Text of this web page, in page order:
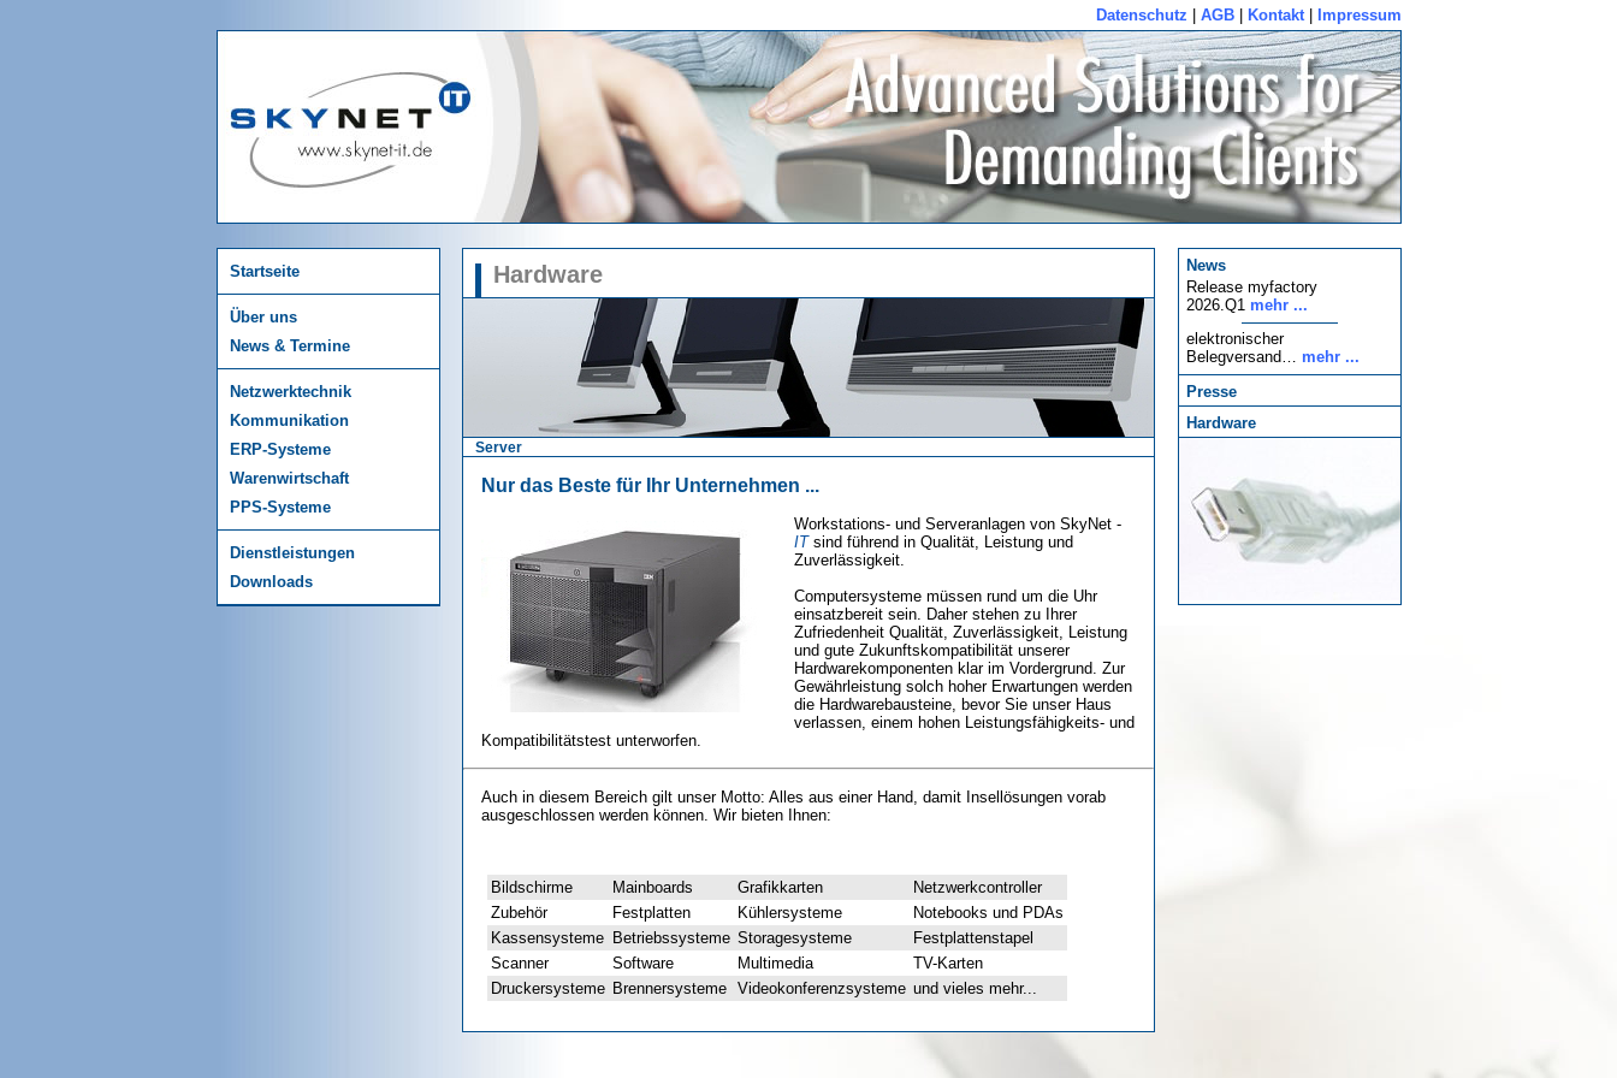
Datenschutz AGB| Kontakt| Impressum
Startseite
Über uns
News & Termine
Netzwerktechnik
Kommunikation
ERP-Systeme
Warenwirtschaft
PPS-Systeme
Dienstleistungen
Downloads
News
Release myfactory
2026.Q1 mehr ...
elektronischer
Belegversand… mehr ...
Presse
Hardware
Hardware
Server
Nur das Beste für Ihr Unternehmen ...
Workstations- und Serveranlagen von SkyNet -
ITsind führend in Qualität, Leistung und
Zuverlässigkeit.
Computersysteme müssen rund um die Uhr
einsatzbereit sein. Daher stehen zu Ihrer
Zufriedenheit Qualität, Zuverlässigkeit, Leistung
und gute Zukunftskompatibilität unserer
Hardwarekomponenten klar im Vordergrund. Zur
Gewährleistung solch hoher Erwartungen werden
die Hardwarebausteine, bevor Sie unser Haus
verlassen, einem hohen Leistungsfähigkeits- und
Kompatibilitätstest unterworfen.
Auch in diesem Bereich gilt unser Motto: Alles aus einer Hand, damit Insellösungen vorab
ausgeschlossen werden können. Wir bieten Ihnen:
Bildschirme Mainboards Grafikkarten
Netzwerkcontroller
Zubehör
Festplatten Kühlersysteme
Notebooks und PDAs
Kassensysteme Betriebssysteme Storagesysteme
Festplattenstapel
Scanner
Software Multimedia
TV-Karten
Druckersysteme Brennersysteme Videokonferenzsysteme und vieles mehr...